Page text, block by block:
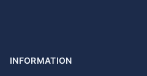
INFORMATION